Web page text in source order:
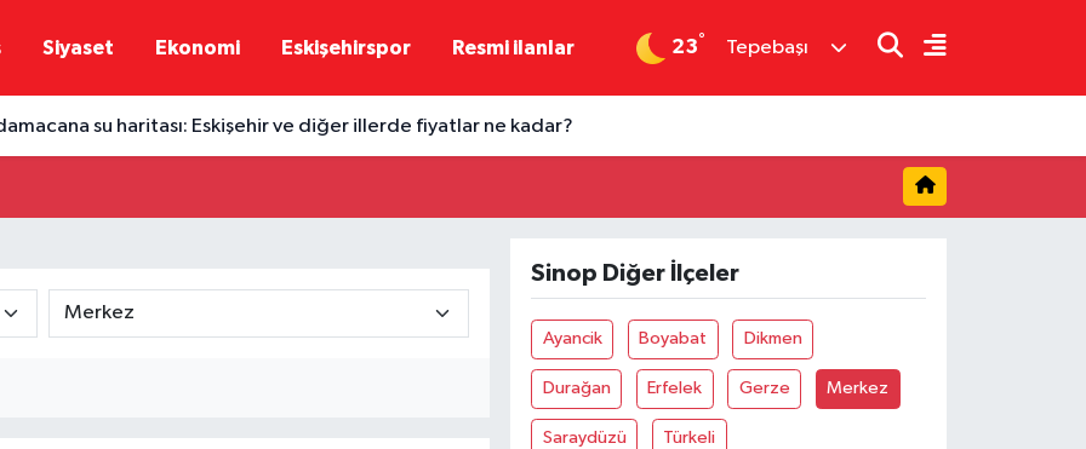
Siyaset Ekonomi Eskişehirspor Resmi ilanlar 23° Tepebaşı
su haritası: Eskişehir ve diğer illerde fiyatlar ne kadar?
Sinop Diğer İlçeler
Ayancik Boyabat Dikmen
Durağan Erfelek Gerze Merkez
Saraydüzü Türkeli